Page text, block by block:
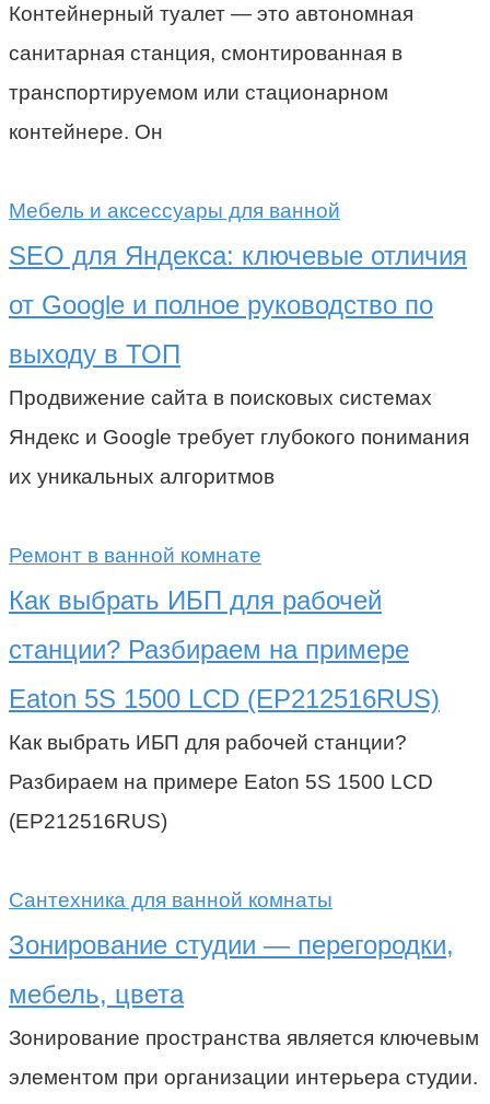
Контейнерный туалет — это автономная
санитарная станция, смонтированная в
транспортируемом или стационарном
контейнере. Он
Мебель и аксессуары для ванной
SEO для Яндекса: ключевые отличия
от Google и полное руководство по
выходу в ТОП
Продвижение сайта в поисковых системах
Яндекс и Google требует глубокого понимания
их уникальных алгоритмов
Ремонт в ванной комнате
Как выбрать ИБП для рабочей
станции? Разбираем на примере
Eaton 5S 1500 LCD (EP212516RUS)
Как выбрать ИБП для рабочей станции?
Разбираем на примере Eaton 5S 1500 LCD
(EP212516RUS)
Сантехника для ванной комнаты
Зонирование студии — перегородки,
мебель, цвета
Зонирование пространства является ключевым
элементом при организации интерьера студии.